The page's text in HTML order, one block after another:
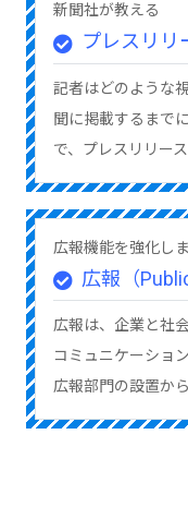
新聞社が教える
プレスリリ
記者はどのような
聞に掲載するまで
で、プレスリリー
広報機能を強化し
広報（
広報は、企業と社
コミュニケーショ
広報部門の設置か